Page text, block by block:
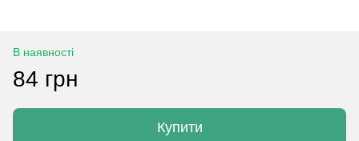
В наявності
84 грн
Купити